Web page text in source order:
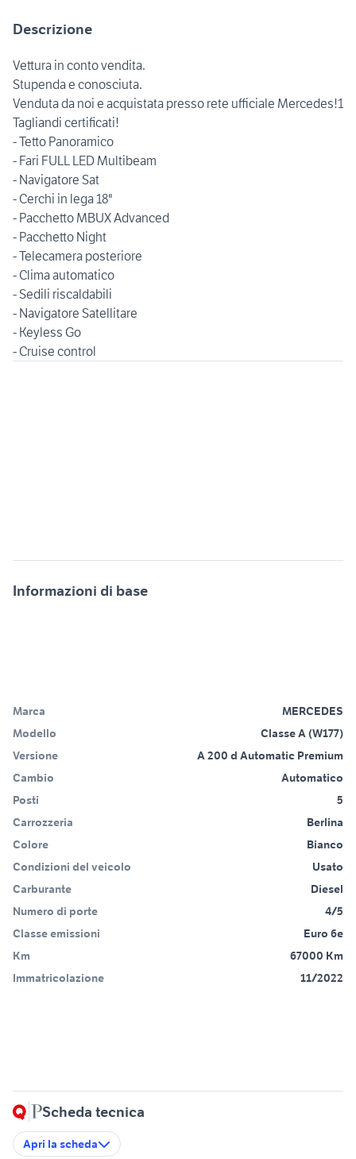
Descrizione
Vettura in conto vendita.
Stupenda e conosciuta.
Venduta da noi e acquistata presso rete ufficiale Mercedes!1
Tagliandi certificati!
- Tetto Panoramico
- Fari FULL LED Multibeam
- Navigatore Sat
- Cerchi in lega 18"
- Pacchetto MBUX Advanced
- Pacchetto Night
- Telecamera posteriore
- Clima automatico
- Sedili riscaldabili
- Navigatore Satellitare
- Keyless Go
Informazioni di base
Marca
MERCEDES
Modello
Classe A (W177)
Versione
A 200 d Automatic Premium
Cambio
Automatico
Posti
5
Carrozzeria
Berlina
Colore
Bianco
Condizioni del veicolo
Usato
Carburante
Diesel
Numero di porte
4/5
Classe emissioni
Euro 6e
Km
67000 Km
Immatricolazione
11/2022
Scheda tecnica
Apri la scheda